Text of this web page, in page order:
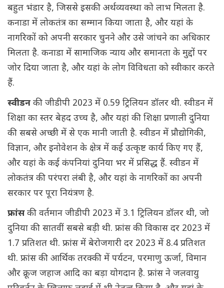
बहुत भंडार है, जिससे इसकी अर्थव्यवस्था को लाभ मिलता है.
कनाडा में लोकतंत्र का सम्मान किया जाता है, और यहां के
नागरिकों को अपनी सरकार चुनने और उसे जांचने का अधिकार
मिलता है. कनाडा में सामाजिक न्याय और समानता के मुद्दों पर
जोर दिया जाता है, और यहां के लोग विविधता को स्वीकार करते
हैं.
स्वीडन की जीडीपी 2023 में 0.59 ट्रिलियन डॉलर थी. स्वीडन में
शिक्षा का स्तर बेहद उच्च है, और यहां की शिक्षा प्रणाली दुनिया
की सबसे अच्छी में से एक मानी जाती है. स्वीडन में प्रौद्योगिकी,
विज्ञान, और इनोवेशन के क्षेत्र में कई उत्कृष्ट कार्य किए गए हैं,
और यहां के कई कंपनियां दुनिया भर में प्रसिद्ध हैं. स्वीडन में
लोकतंत्र की परंपरा लंबी है, और यहां के नागरिकों का अपनी
सरकार पर पूरा नियंत्रण है.
फ्रांसकी वर्तमान जीडीपी 2023 में 3.1 ट्रिलियन डॉलर थी, जो
दुनिया की सातवीं सबसे बड़ी थी. फ्रांस की विकास दर 2023 में
1.7 प्रतिशत थी. फ्रांस में बेरोजगारी दर 2023 में 8.4 प्रतिशत
थी. फ्रांस की आर्थिक तरक्की में पर्यटन, परमाणु ऊर्जा, विमान
और क्रूज जहाज आदि का बड़ा योगदान है. फ्रांस ने जलवायु